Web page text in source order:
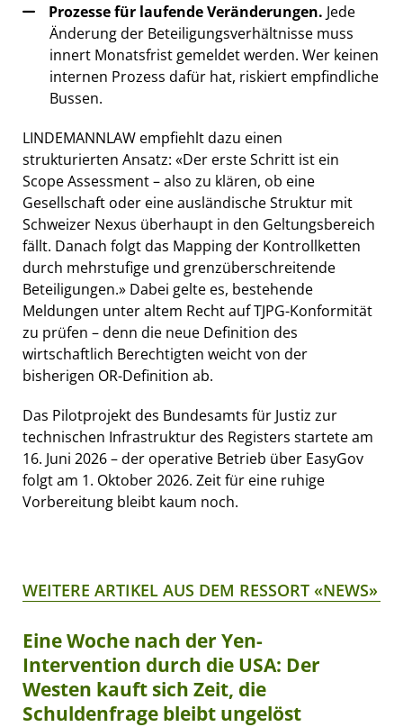
Prozesse für laufende Veränderungen. Jede
Änderung der Beteiligungsverhältnisse muss
innert Monatsfrist gemeldet werden. Wer keinen
internen Prozess dafür hat, riskiert empfindliche
Bussen.
LINDEMANNLAW empfiehlt dazu einen
strukturierten Ansatz: «Der erste Schritt ist ein
Scope Assessment – also zu klären, ob eine
Gesellschaft oder eine ausländische Struktur mit
Schweizer Nexus überhaupt in den Geltungsbereich
fällt. Danach folgt das Mapping der Kontrollketten
durch mehrstufige und grenzüberschreitende
Beteiligungen.» Dabei gelte es, bestehende
Meldungen unter altem Recht auf TJPG-Konformität
zu prüfen – denn die neue Definition des
wirtschaftlich Berechtigten weicht von der
bisherigen OR-Definition ab.
Das Pilotprojekt des Bundesamts für Justiz zur
technischen Infrastruktur des Registers startete am
16. Juni 2026 – der operative Betrieb über EasyGov
folgt am 1. Oktober 2026. Zeit für eine ruhige
Vorbereitung bleibt kaum noch.
WEITERE ARTIKEL AUS DEM RESSORT «NEWS»
Eine Woche nach der Yen-
Intervention durch die USA: Der
Westen kauft sich Zeit, die
Schuldenfrage bleibt ungelöst